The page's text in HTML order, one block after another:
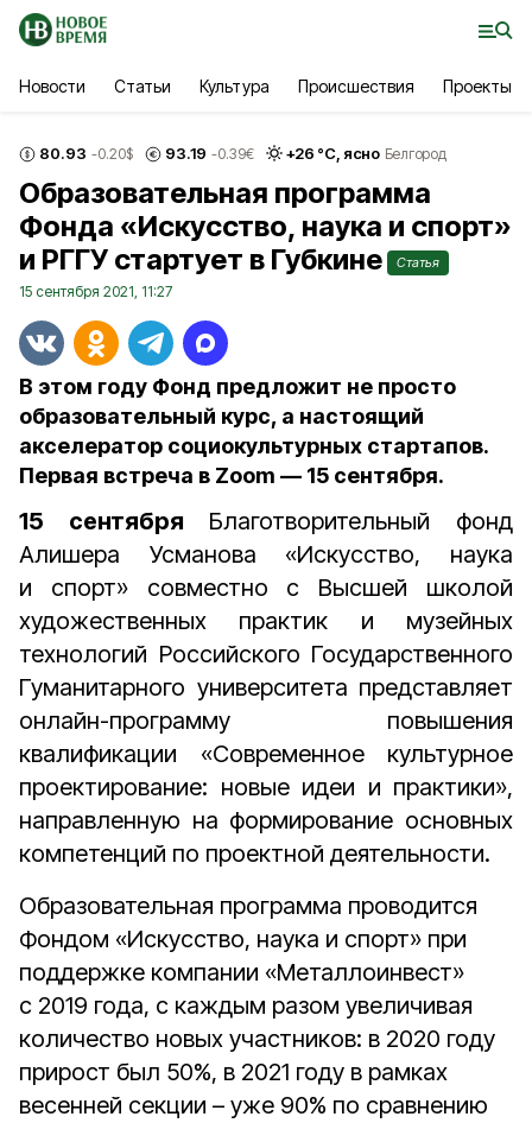
Новости Статьи Культура Происшествия Проекты
80.93 -0.20$ 93.19 -0.39€ +26 °С, ясно Белгород
Образовательная программа
Фонда «Искусство, наука и спорт»
и РГГУ стартует в Губкине
Статья
15 сентября 2021, 11:27
В этом году Фонд предложит не просто
образовательный курс, а настоящий
акселератор социокультурных стартапов.
Первая встреча в Zoom — 15 сентября.
15 сентября Благотворительный фонд
Алишера Усманова «Искусство, наука
и спорт» совместно с Высшей школой
художественных практик и музейных
технологий Российского Государственного
Гуманитарного университета представляет
онлайн-программу повышения
квалификации «Современное культурное
проектирование: новые идеи и практики»,
направленную на формирование основных
компетенций по проектной деятельности.
Образовательная программа проводится
Фондом «Искусство, наука и спорт» при
поддержке компании «Металлоинвест»
с 2019 года, с каждым разом увеличивая
количество новых участников: в 2020 году
прирост был 50%, в 2021 году в рамках
весенней секции – уже 90% по сравнению